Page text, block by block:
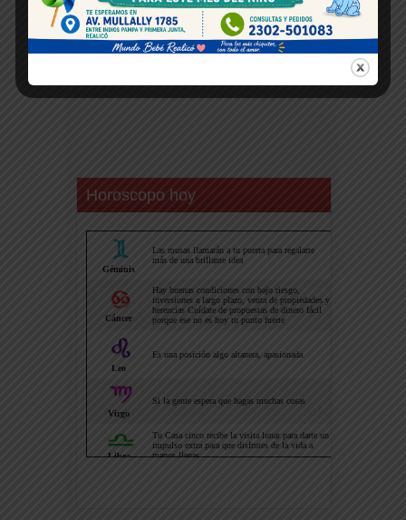
Horoscopo hoy